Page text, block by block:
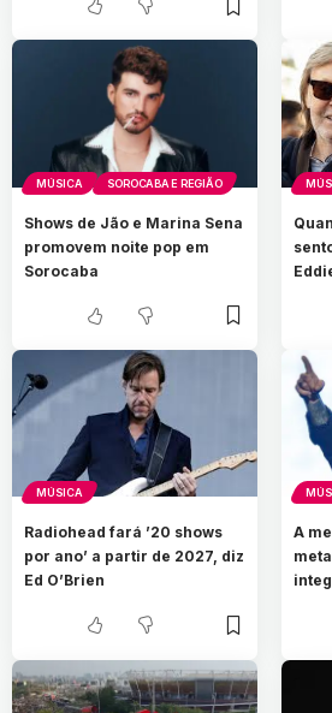
MÚSICA SOROCABA E REGIÃO
Shows de Jão e Marina Sena
promovem noite pop em
Sorocaba
MÚSICA
Radiohead fará ’20 shows
por ano’ a partir de 2027, diz
Ed O’Brien
A